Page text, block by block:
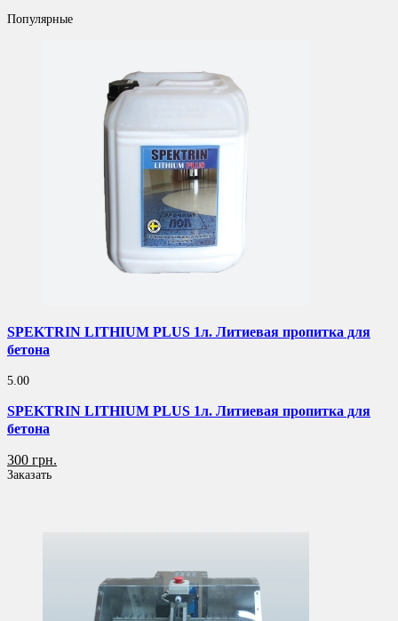
Популярные
SPEKTRIN LITHIUM PLUS 1л. Литиевая пропитка для
бетона
5.00
SPEKTRIN LITHIUM PLUS 1л. Литиевая пропитка для
бетона
300 грн.
Заказать